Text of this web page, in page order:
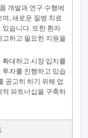
개발과 연구 수행에
, 새로운 질병 치료
습니다. 또한 환자
하고 필요한 지원을
확대하고 시장 입지를
자를 진행하고 있습
공고히 하기 위해 업
파트너십을 구축하